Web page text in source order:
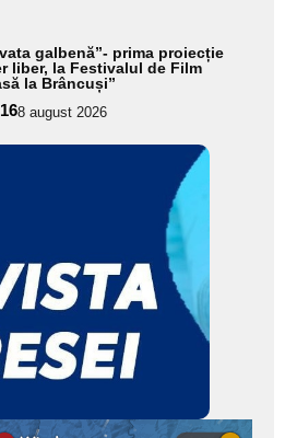
galbenă”- prima proiecție
liber, la Festivalul de Film
la Brâncuși”
8 august 2026